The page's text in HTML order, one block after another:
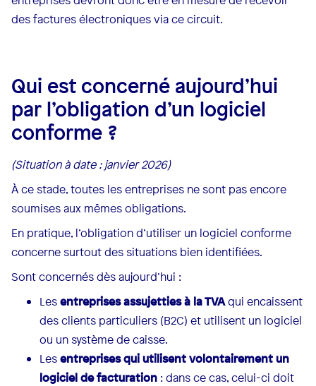
des factures électroniques via ce circuit.
Qui est concerné aujourd’hui
par l’obligation d’un logiciel
conforme ?
(Situation à date : janvier 2026)
À ce stade, toutes les entreprises ne sont pas encore
soumises aux mêmes obligations.
En pratique, l’obligation d’utiliser un logiciel conforme
concerne surtout des situations bien identifiées.
Sont concernés dès aujourd’hui :
Lesentreprises assujetties à la TVAqui encaissent
des clients particuliers (B2C) et utilisent un logiciel
ou un système de caisse.
Lesentreprises qui utilisent volontairement un
logiciel de facturation : dans ce cas, celui-ci doit